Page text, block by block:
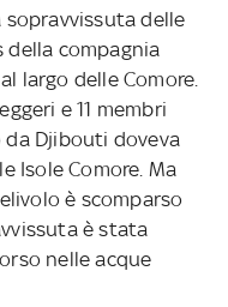
sopravvissuta delle
della compagnia
largo delle Comore.
e 11 membri
da Djibouti doveva
Isole Comore. Ma
è scomparso
è stata
nelle acque